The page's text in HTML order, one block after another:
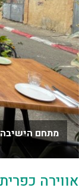
מתחם הישיבה
אווירה